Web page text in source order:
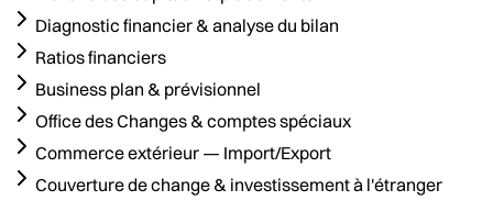
Diagnostic financier & analyse du bilan
Ratios financiers
Business plan & prévisionnel
Office des Changes & comptes spéciaux
Commerce extérieur — Import/Export
Couverture de change & investissement à l'étranger